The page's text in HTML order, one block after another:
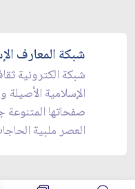
شبكة المعارف
شبكة الكترونية
الإسلامية
صفحاتها
العصر ملبية